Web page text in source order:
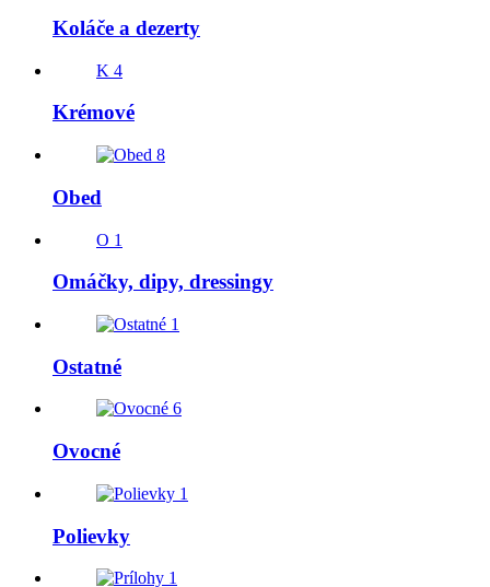
Koláče a dezerty
K 4
Krémové
8
Obed
O 1
Omáčky, dipy, dressingy
1
Ostatné
6
Ovocné
1
Polievky
1